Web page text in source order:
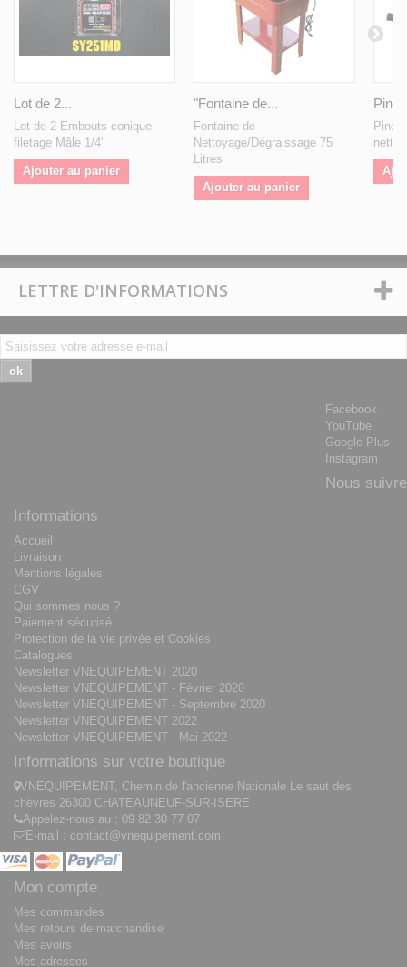
Lot de 2...
Lot de 2 Embouts conique
filetage Mâle 1/4"
Ajouter au panier
"Fontaine de...
Fontaine de
Nettoyage/Dégraissage 75
Litres
Ajouter au panier
LETTRE D'INFORMATIONS
ok
Facebook
YouTube
Google Plus
Instagram
Nous suivre
Informations
Accueil
Livraison
Mentions légales
CGV
Qui sommes nous ?
Paiement sécurisé
Protection de la vie privée et Cookies
Catalogues
Newsletter VNEQUIPEMENT 2020
Newsletter VNEQUIPEMENT - Février 2020
Newsletter VNEQUIPEMENT - Septembre 2020
Newsletter VNEQUIPEMENT 2022
Newsletter VNEQUIPEMENT - Mai 2022
Informations sur votre boutique
VNEQUIPEMENT, Chemin de l'ancienne Nationale Le saut des
chèvres 26300 CHATEAUNEUF-SUR-ISERE
Appelez-nous au : 09 82 30 77 07
E-mail : contact@vnequipement.com
Mon compte
Mes commandes
Mes retours de marchandise
Mes avoirs
Mes adresses